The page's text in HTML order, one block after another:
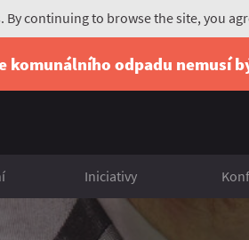
By continuing to browse the site, you
komunálního odpadu nemusí
Iniciativy